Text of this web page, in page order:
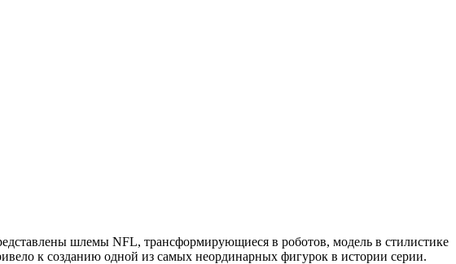
шлемы NFL, трансформирующиеся в роботов, модель в стилистике
к созданию одной из самых неординарных фигурок в истории серии.